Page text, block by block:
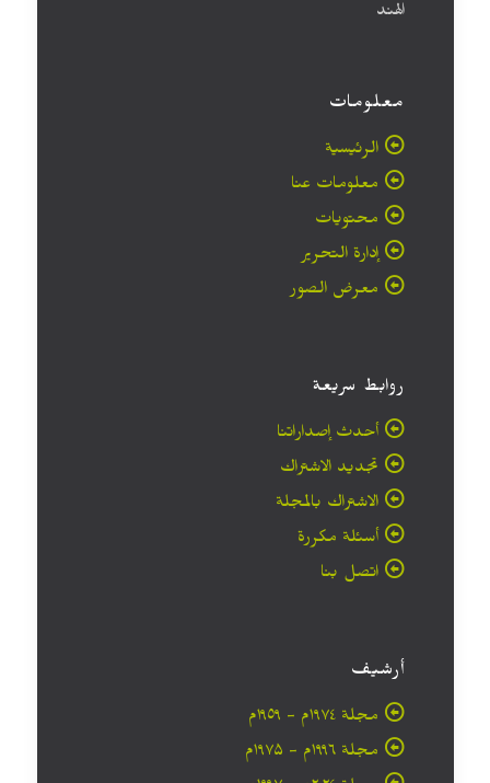
الهند
معلومات
الرئيسية
معلومات عنا
محتويات
إدارة التحرير
معرض الصور
روابط سريعة
أحدث إصداراتنا
تجديد الاشتراك
الاشتراك بالمجلة
أسئلة مكررة
اتصل بنا
أرشيف
مجلة ۱۹۷٤م - ١٩٥٩م
مجلة ۱۹۹٦م - ۱۹۷۵م